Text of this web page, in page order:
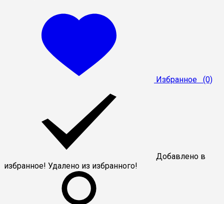
Избранное (0)
Добавлено в
избранное! Удалено из избранного!